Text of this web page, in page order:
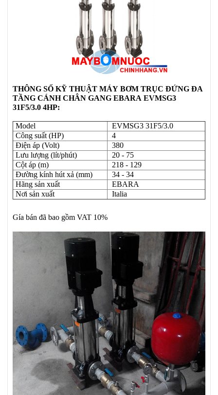
THÔNG SỐ KỸ THUẬT MÁY BƠM TRỤC ĐỨNG ĐA
TẦNG CÁNH CHÂN GANG EBARA EVMSG3
31F5/3.0 4HP:
Model
EVMSG3 31F5/3.0
Công suất (HP)
4
Điện áp (Volt)
380
Lưu lượng (lít/phút)
20 - 75
Cột áp (m)
218 - 129
Đường kính hút xả (mm)
34 - 34
Hãng sản xuất
EBARA
Nơi sản xuất
Italia
Gía bán đã bao gồm VAT 10%